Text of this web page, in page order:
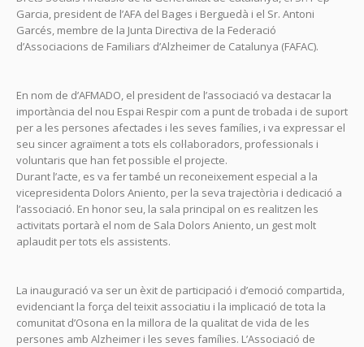
Garcia, president de l’AFA del Bages i Berguedà i el Sr. Antoni
Garcés, membre de la Junta Directiva de la Federació
d’Associacions de Familiars d’Alzheimer de Catalunya (FAFAC).
En nom de d’AFMADO, el president de l’associació va destacar la
importància del nou Espai Respir com a punt de trobada i de suport
per a les persones afectades i les seves famílies, i va expressar el
seu sincer agraïment a tots els col·laboradors, professionals i
voluntaris que han fet possible el projecte.
Durant l’acte, es va fer també un reconeixement especial a la
vicepresidenta Dolors Aniento, per la seva trajectòria i dedicació a
l’associació. En honor seu, la sala principal on es realitzen les
activitats portarà el nom de Sala Dolors Aniento, un gest molt
aplaudit per tots els assistents.
La inauguració va ser un èxit de participació i d’emoció compartida,
evidenciant la força del teixit associatiu i la implicació de tota la
comunitat d’Osona en la millora de la qualitat de vida de les
persones amb Alzheimer i les seves famílies. L’Associació de